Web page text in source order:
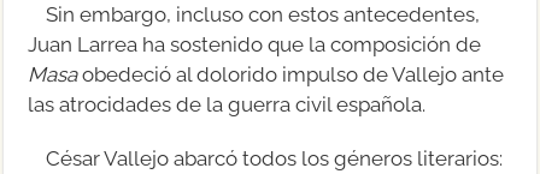
Sin embargo, incluso con estos antecedentes,
Juan Larrea ha sostenido que la composición de
Masaobedeció al dolorido impulso de Vallejo ante
las atrocidades de la guerra civil española.
César Vallejo abarcó todos los géneros literarios: